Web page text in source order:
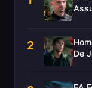
2
De